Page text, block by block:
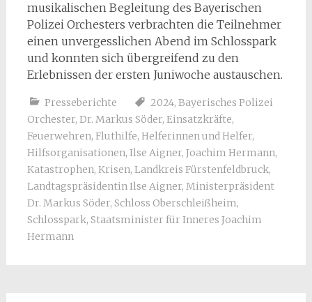
musikalischen Begleitung des Bayerischen
Polizei Orchesters verbrachten die Teilnehmer
einen unvergesslichen Abend im Schlosspark
und konnten sich übergreifend zu den
Erlebnissen der ersten Juniwoche austauschen.
Presseberichte 2024, Bayerisches Polizei
Orchester, Dr. Markus Söder, Einsatzkräfte,
Feuerwehren, Fluthilfe, Helferinnen und Helfer,
Hilfsorganisationen, Ilse Aigner, Joachim Hermann,
Katastrophen, Krisen, Landkreis Fürstenfeldbruck,
Landtagspräsidentin Ilse Aigner, Ministerpräsident
Dr. Markus Söder, Schloss Oberschleißheim,
Schlosspark, Staatsminister für Inneres Joachim
Hermann